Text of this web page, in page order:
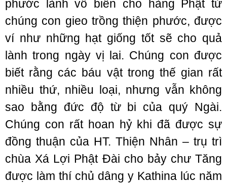
phước lành vô biên cho hàng Phật tử
chúng con gieo trồng thiện phước, được
ví như những hạt giống tốt sẽ cho quả
lành trong ngày vị lai. Chúng con được
biết rằng các báu vật trong thế gian rất
nhiều thứ, nhiều loại, nhưng vẫn không
sao bằng đức độ từ bi của quý Ngài.
Chúng con rất hoan hỷ khi đã được sự
đồng thuận của HT. Thiện Nhân – trụ trì
chùa Xá Lợi Phật Đài cho bảy chư Tăng
được làm thí chủ dâng y Kathina lúc năm